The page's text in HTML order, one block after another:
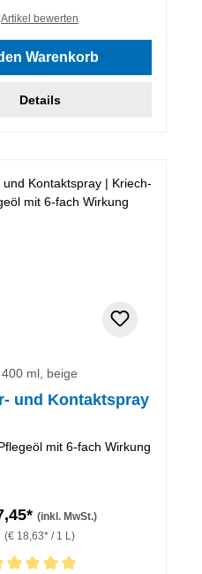
Artikel bewerten
Warenkorb
Details
400 ml, beige
und Kontaktspray
mit 6-fach Wirkung
(inkl. MwSt.)
(€ 18,63* / 1 L)